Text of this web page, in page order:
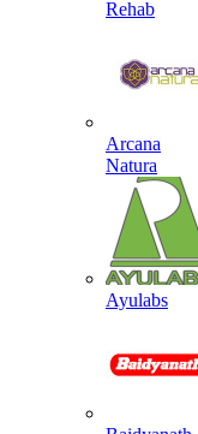
Rehab
Arcana
Natura
Ayulabs